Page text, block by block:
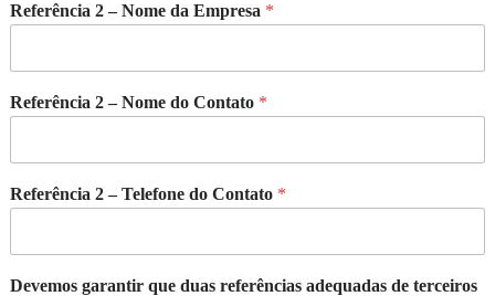
Referência 2 – Nome da Empresa *
Referência 2 – Nome do Contato *
Referência 2 – Telefone do Contato *
Devemos garantir que duas referências adequadas de terceiros